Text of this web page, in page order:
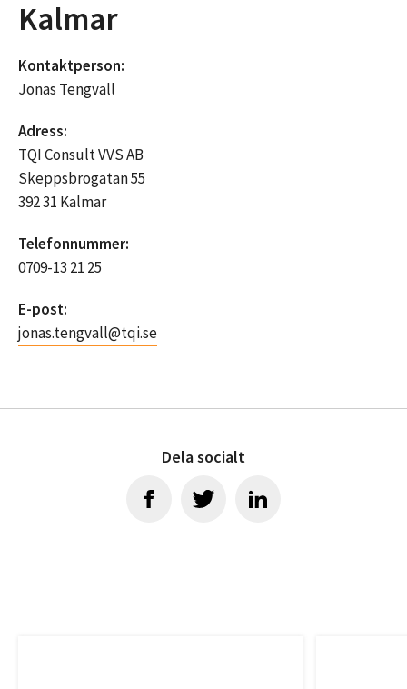
Kalmar
Kontaktperson:
Jonas Tengvall
Adress:
TQI Consult VVS AB
Skeppsbrogatan 55
392 31 Kalmar
Telefonnummer:
0709-13 21 25
E-post:
jonas.tengvall@tqi.se
Dela socialt